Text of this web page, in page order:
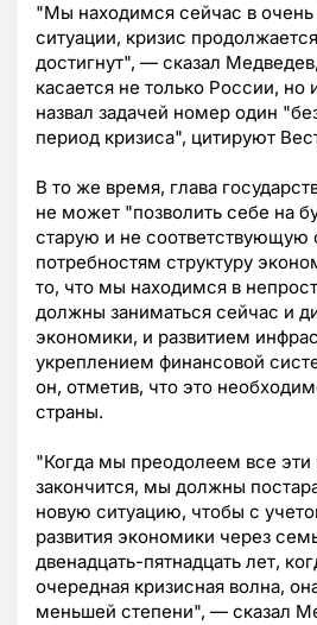
"Мы находимся сейчас в очень
ситуации, кризис
достигнут", — сказал
касается не только России, но
назвал задачей номер один
период кризиса", цитируют
В то же время, глава
не может "позволить себе на
старую и не
потребностям структуру
то, что мы находимся в
должны заниматься сейчас и
экономики, и развитием
укреплением финансовой
он, отметив, что это
страны.
"Когда мы преодолеем все
закончится, мы должны
новую ситуацию, чтобы с
развития экономики через
двенадцать-пятнадцать лет,
очередная кризисная волна,
меньшей степени", — сказал